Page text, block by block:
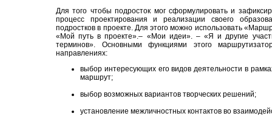
Для того чтобы подросток мог сформулировать и
процесс проектирования и реализации своего
подростков в проекте. Для этого можно использовать
«Мой путь в проекте».– «Мои идеи». – «Я и другие
терминов». Основными функциями этого
направлениях:
выбор интересующих его видов деятельности в
маршрут;
выбор возможных вариантов творческих решений;
установление межличностных контактов во